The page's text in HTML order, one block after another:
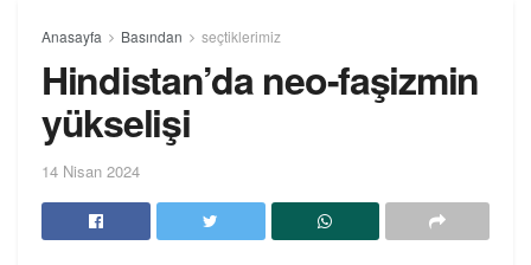
Anasayfa Basından seçtiklerimiz
Hindistan’da neo-faşizmin
yükselişi
14 Nisan 2024